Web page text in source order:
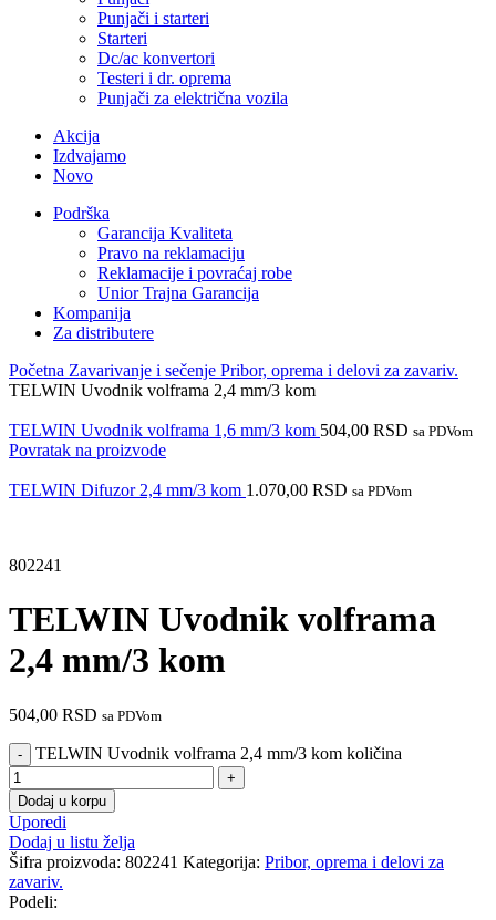
Punjači i starteri
Starteri
Dc/ac konvertori
Testeri i dr. oprema
Punjači za električna vozila
Akcija
Izdvajamo
Novo
Podrška
Garancija Kvaliteta
Pravo na reklamaciju
Reklamacije i povraćaj robe
Unior Trajna Garancija
Kompanija
Za distributere
Početna Zavarivanje i sečenje Pribor, oprema i delovi za zavariv.
TELWIN Uvodnik volframa 2,4 mm/3 kom
TELWIN Uvodnik volframa 1,6 mm/3 kom 504,00 RSD sa PDVom
Povratak na proizvode
TELWIN Difuzor 2,4 mm/3 kom 1.070,00 RSD sa PDVom
802241
TELWIN Uvodnik volframa
2,4 mm/3 kom
504,00 RSD sa PDVom
TELWIN Uvodnik volframa 2,4 mm/3 kom količina
Dodaj u korpu
Uporedi
Dodaj u listu želja
Šifra proizvoda: 802241 Kategorija: Pribor, oprema i delovi za
zavariv.
Podeli: